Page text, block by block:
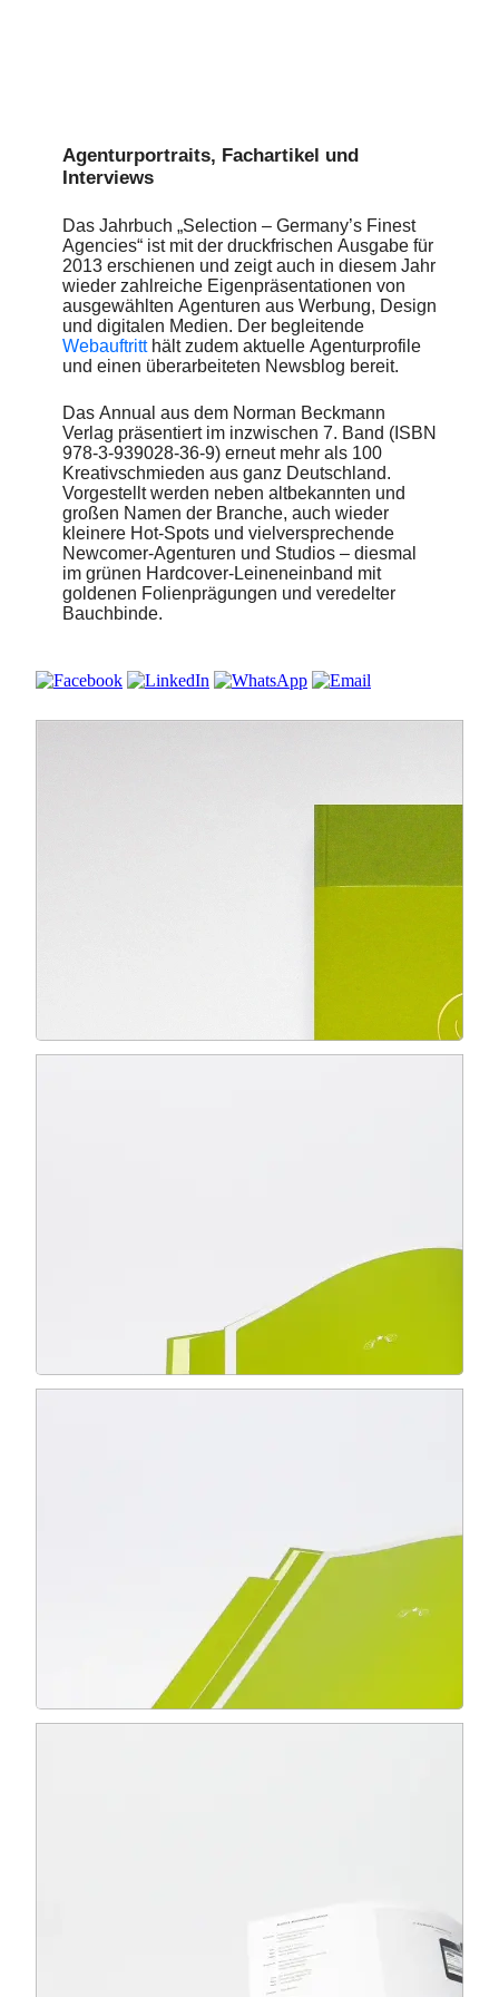
Agenturportraits, Fachartikel und
Interviews
Das Jahrbuch „Selection – Germany’s Finest
Agencies“ ist mit der druckfrischen Ausgabe für
2013 erschienen und zeigt auch in diesem Jahr
wieder zahlreiche Eigenpräsentationen von
ausgewählten Agenturen aus Werbung, Design
und digitalen Medien. Der begleitende
Webauftritthält zudem aktuelle Agenturprofile
und einen überarbeiteten Newsblog bereit.
Das Annual aus dem Norman Beckmann
Verlag präsentiert im inzwischen 7. Band (ISBN
978-3-939028-36-9) erneut mehr als 100
Kreativschmieden aus ganz Deutschland.
Vorgestellt werden neben altbekannten und
großen Namen der Branche, auch wieder
kleinere Hot-Spots und vielversprechende
Newcomer-Agenturen und Studios – diesmal
im grünen Hardcover-Leineneinband mit
goldenen Folienprägungen und veredelter
Bauchbinde.